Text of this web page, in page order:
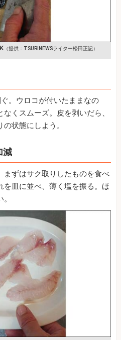
（提供：TSURINEWSライター松田正記）
。ウロコが付いたままなの
くスムーズ。皮を剥いだら、
状態にしよう。
減
まずはサク取りしたものを食べ
を皿に並べ、薄く塩を振る。ほ